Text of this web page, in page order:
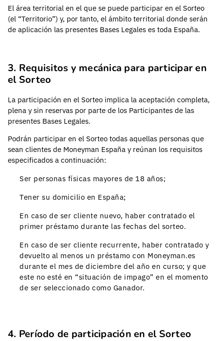
El área territorial en el que se puede participar en el Sorteo
(el “Territorio”) y, por tanto, el ámbito territorial donde serán
de aplicación las presentes Bases Legales es toda España.
3. Requisitos y mecánica para participar en
el Sorteo
La participación en el Sorteo implica la aceptación completa,
plena y sin reservas por parte de los Participantes de las
presentes Bases Legales.
Podrán participar en el Sorteo todas aquellas personas que
sean clientes de Moneyman España y reúnan los requisitos
especificados a continuación:
Ser personas físicas mayores de 18 años;
Tener su domicilio en España;
En caso de ser cliente nuevo, haber contratado el
primer préstamo durante las fechas del sorteo.
En caso de ser cliente recurrente, haber contratado y
devuelto al menos un préstamo con Moneyman.es
durante el mes de diciembre del año en curso; y que
este no esté en “situación de impago” en el momento
de ser seleccionado como Ganador.
4. Período de participación en el Sorteo